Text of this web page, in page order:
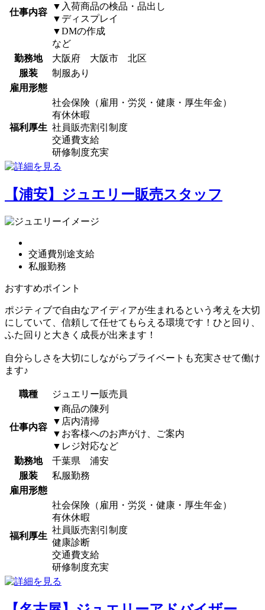
仕事内容
▼入荷商品の検品・品出し
▼ディスプレイ
▼DMの作成
など
勤務地
大阪府 大阪市 北区
服装
制服あり
雇用形態
福利厚生
社会保険（雇用・労災・健康・厚生年金）
有休休暇
社員販売割引制度
交通費支給
研修制度充実
【浦安】ジュエリー販売スタッフ
交通費別途支給
私服勤務
おすすめポイント
ポジティブで自由なアイディアが生まれるという考えを大切
にしていて、信頼して任せてもらえる環境です！ひと回り、
ふた回りと大きく成長が出来ます！
自分らしさを大切にしながらプライベートも充実させて働け
ます♪
職種 ジュエリー販売員
仕事内容
▼商品の陳列
▼店内清掃
▼お客様へのお声がけ、ご案内
▼レジ対応など
勤務地
千葉県 浦安
服装
私服勤務
雇用形態
福利厚生
社会保険（雇用・労災・健康・厚生年金）
有休休暇
社員販売割引制度
健康診断
交通費支給
研修制度充実